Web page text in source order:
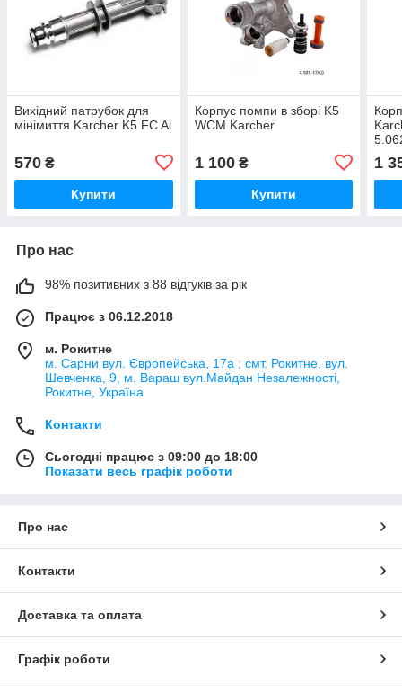
Вихідний патрубок для
мінімиття Karcher K5 FC Al
570 ₴
Купити
Корпус помпи в зборі K5
WCM Karcher
1 100₴
Купити
1
Про нас
98% позитивних з 88 відгуків за рік
Працює з 06.12.2018
м. Рокитне
м. Сарни вул. Європейська, 17а ; смт. Рокитне, вул.
Шевченка, 9, м. Вараш вул.Майдан Незалежності,
Рокитне, Україна
Контакти
Сьогодні працює з 09:00 до 18:00
Показати весь графік роботи
Про нас
Контакти
Доставка та оплата
Графік роботи